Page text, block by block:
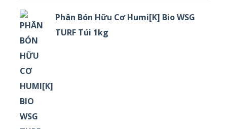
Phân Bón Hữu Cơ Humi[K] Bio WSG
TURF Túi 1kg